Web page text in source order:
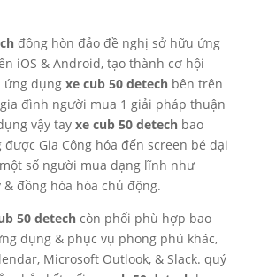
đông hòn đảo đề nghị sở hữu ứng
iOS & Android, tạo thành cơ hội
ứng dụng xe cub 50 detechbên trên
đình người mua 1 giải pháp thuận
vậy tay xe cub 50 detechbao
Gia Công hóa đến screen bé dại
số người mua dạng lĩnh như
đồng hóa hóa chủ động.
50 detechcòn phối phù hợp bao
dụng & phục vụ phong phú khác,
Microsoft Outlook, & Slack. quý